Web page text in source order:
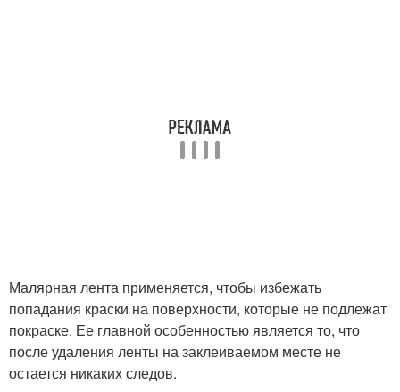
Малярная лента применяется, чтобы избежать
попадания краски на поверхности, которые не подлежат
покраске. Ее главной особенностью является то, что
после удаления ленты на заклеиваемом месте не
остается никаких следов.